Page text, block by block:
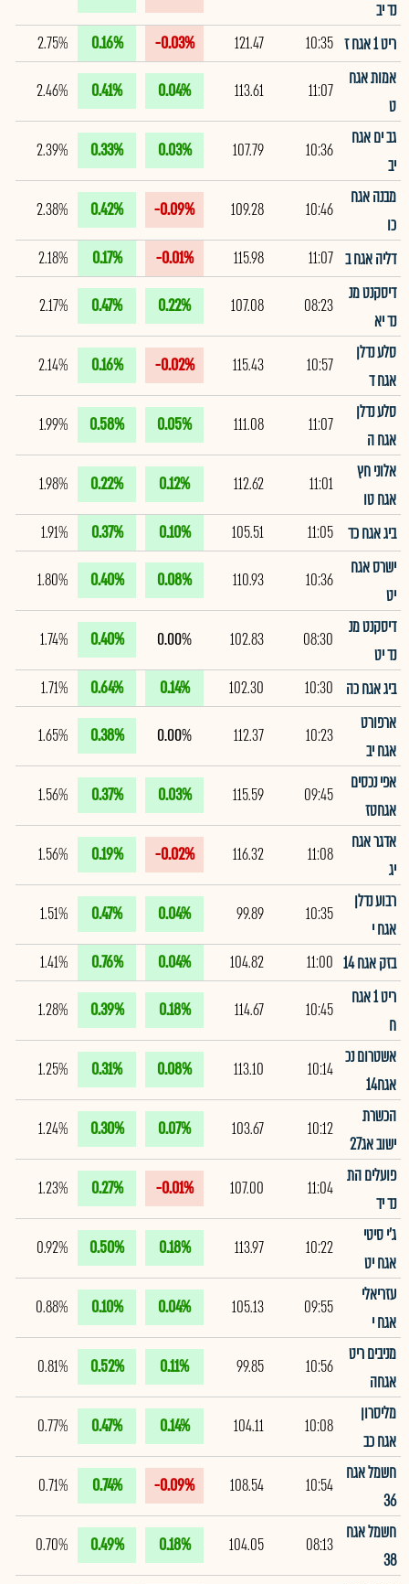
נד יב
ריט 1 אגח ז 10:35
121.47
-0.03%
0.16%
2.75%
אמות אגח
ט
11:07
113.61
0.04%
0.41%
2.46%
גב ים אגח
יב
10:36
107.79
0.03%
0.33%
2.39%
מבנה אגח
כו
10:46
109.28
-0.09%
0.42%
2.38%
דליה אגח ב 11:07
115.98
-0.01%
0.17%
2.18%
דיסקנט מנ
נד יא
08:23
107.08
0.22%
0.47%
2.17%
סלע נדלן
אגח ד
10:57
115.43
-0.02%
0.16%
2.14%
סלע נדלן
אגח ה
11:07
111.08
0.05%
0.58%
1.99%
אלוני חץ
אגח טו
11:01
112.62
0.12%
0.22%
1.98%
ביג אגח כד 11:05
105.51
0.10%
0.37%
1.91%
ישרס אגח
יט
10:36
110.93
0.08%
0.40%
1.80%
דיסקנט מנ
נד יט
08:30
102.83
0.00%
0.40%
1.74%
ביג אגח כה 10:30
102.30
0.14%
0.64%
1.71%
ארפורט
אגח יב
10:23
112.37
0.00%
0.38%
1.65%
אפי נכסים
אגחטז
09:45
115.59
0.03%
0.37%
1.56%
אדגר אגח
יג
11:08
116.32
-0.02%
0.19%
1.56%
רבוע נדלן
אגח י
10:35
99.89
0.04%
0.47%
1.51%
בזק אגח 14 11:00
104.82
0.04%
0.76%
1.41%
ריט 1 אגח
ח
10:45
114.67
0.18%
0.39%
1.28%
אשטרום נכ
אגח14
10:14
113.10
0.08%
0.31%
1.25%
הכשרת
ישוב אג27
10:12
103.67
0.07%
0.30%
1.24%
פועלים הת
נד יד
11:04
107.00
-0.01%
0.27%
1.23%
ג'י סיטי
אגח יט
10:22
113.97
0.18%
0.50%
0.92%
עזריאלי
אגח י
09:55
105.13
0.04%
0.10%
0.88%
מניבים ריט
אגחה
10:56
99.85
0.11%
0.52%
0.81%
מליסרון
אגח כב
10:08
104.11
0.14%
0.47%
0.77%
חשמל אגח
36
10:54
108.54
-0.09%
0.74%
0.71%
חשמל אגח
38
08:13
104.05
0.18%
0.49%
0.70%